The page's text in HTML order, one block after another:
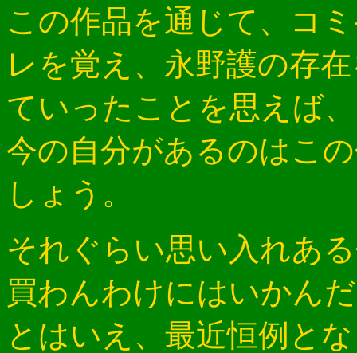
この作品を通じて、コ
レを覚え、永野護の存
ていったことを思えば、
今の自分があるのはこ
しょう。
それぐらい思い入れあ
買わんわけにはいかん
とはいえ、最近恒例と